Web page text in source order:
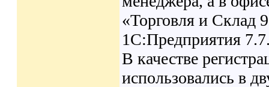
«Торговля и Склад
1С:Предприятия
В качестве
использовались в